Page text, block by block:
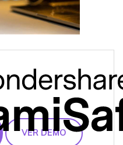
VER DEMO